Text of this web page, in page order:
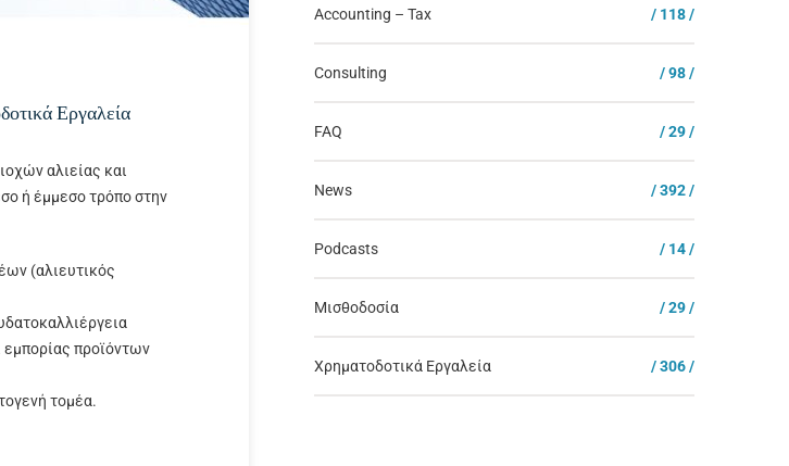
Εργαλεία
αλιείας και
ή έμμεσο τρόπο στην
(αλιευτικός
προϊόντων
τομέα.
Accounting – Tax / 118 /
Consulting / 98 /
FAQ / 29 /
News / 392 /
Podcasts / 14 /
Μισθοδοσία / 29 /
Χρηματοδοτικά Εργαλεία / 306 /